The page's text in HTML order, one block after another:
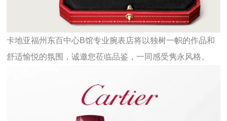
卡地亚福州东百中心B馆专业腕表店将以独树一帜的作品和
舒适愉悦的氛围，诚邀您莅临品鉴，一同感受隽永风格。